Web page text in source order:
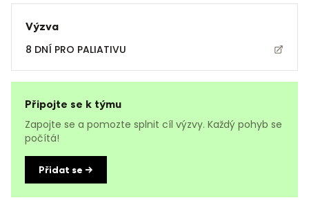
Výzva
8 DNÍ PRO PALIATIVU
Připojte se k týmu
Zapojte se a pomozte splnit cíl výzvy. Každý pohyb se
počítá!
Přidat se →